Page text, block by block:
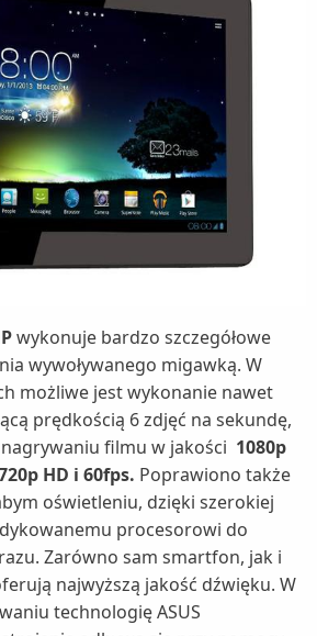
wykonuje bardzo szczegółowe
wywoływanego migawką. W
możliwe jest wykonanie nawet
prędkością 6 zdjęć na sekundę,
filmu w jakości 1080p
HD i 60fps. Poprawiono także
oświetleniu, dzięki szerokiej
procesorowi do
Zarówno sam smartfon, jak i
najwyższą jakość dźwięku. W
technologię ASUS